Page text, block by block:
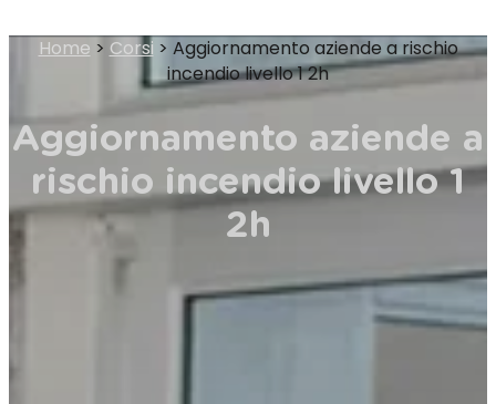
Home > Corsi > Aggiornamento aziende a rischio
incendio livello 1 2h
Aggiornamento aziende a
rischio incendio livello 1
2h